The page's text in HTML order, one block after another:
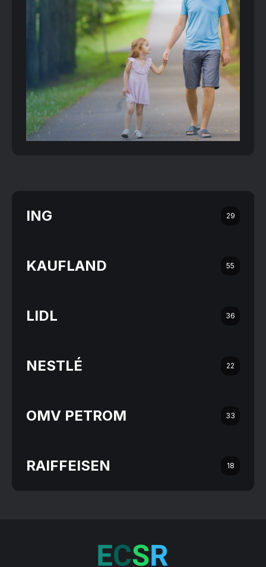
ING 29
KAUFLAND 55
LIDL 36
NESTLÉ 22
OMV PETROM 33
RAIFFEISEN 18